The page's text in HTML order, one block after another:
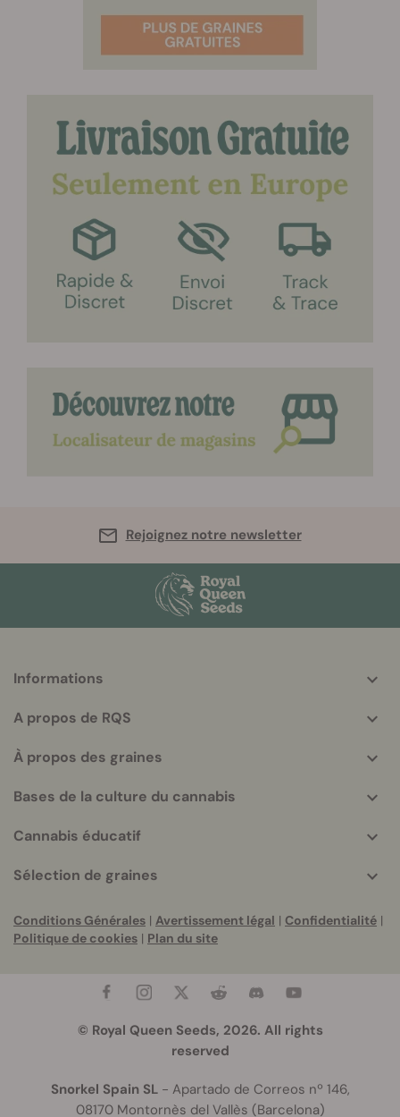
Rejoignez notre newsletter
info
Informations
A propos de RQS
À propos des graines
Bases de la culture du cannabis
Cannabis éducatif
Sélection de graines
Conditions Générales | Avertissement légal | Confidentialité |
Politique de cookies | Plan du site
© Royal Queen Seeds, 2026. All rights
reserved
Snorkel Spain SL- Apartado de Correos nº 146,
08170 Montornès del Vallès (Barcelona)